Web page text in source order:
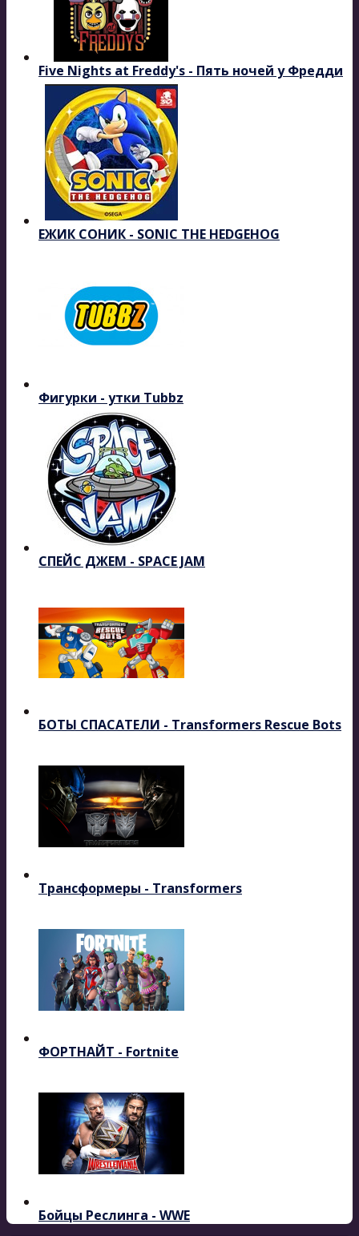
Five Nights at Freddy's - Пять ночей у Фредди
ЕЖИК СОНИК - SONIC THE HEDGEHOG
Фигурки - утки Tubbz
СПЕЙС ДЖЕМ - SPACE JAM
БОТЫ СПАСАТЕЛИ - Transformers Rescue Bots
Трансформеры - Transformers
ФОРТНАЙТ - Fortnite
Бойцы Реслинга - WWE